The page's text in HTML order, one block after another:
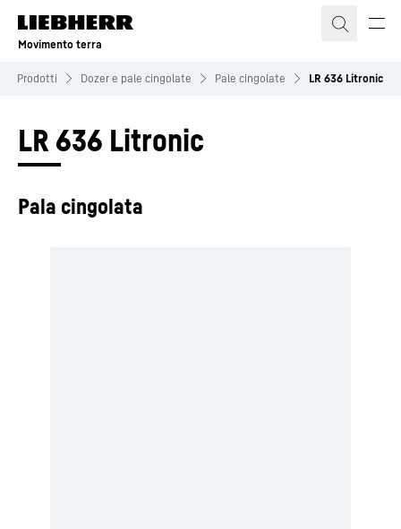
Movimento terra
Prodotti Dozer e pale cingolate Pale cingolate LR 636 Litronic
LR 636 Litronic
Pala cingolata